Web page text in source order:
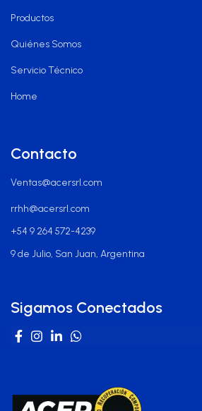
Productos
Quiénes Somos
Servicio Técnico
Home
Contacto
Ventas@acersrl.com
rrhh@acersrl.com
+54 9 264 572-4239
9 de Julio, San Juan, Argentina
Sigamos Conectados